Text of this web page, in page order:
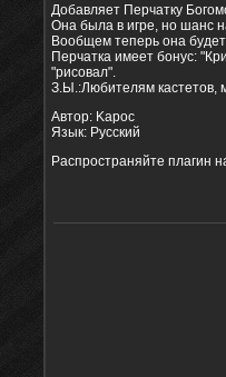
Добавляет Перчатку
Она была в игре, но шанс
Вообщем теперь она
Перчатка имеет бонус:
"рисовал".
З.Ы.:Любителям кастетов,
Автор: Kapoc
Язык: Русский
Распространяйте плагин